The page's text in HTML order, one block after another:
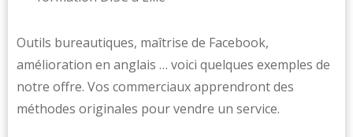
Outils bureautiques, maîtrise de Facebook,
amélioration en anglais … voici quelques exemples de
notre offre. Vos commerciaux apprendront des
méthodes originales pour vendre un service.